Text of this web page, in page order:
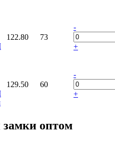
122.80 73
-
+
129.50 60
-
+
оптом